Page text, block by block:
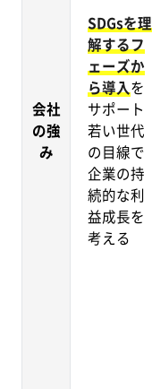
会社
の強
み
SDGsを理
解するフ
ェーズか
ら導入を
サポート
若い世代
の目線で
企業の持
続的な利
益成長を
考える